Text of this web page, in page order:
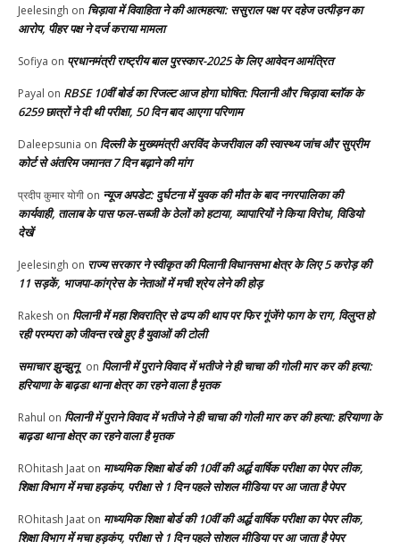
Jeelesingh on चिड़ावा में विवाहिता ने की आत्महत्या: ससुराल पक्ष पर दहेज उत्पीड़न का
आरोप, पीहर पक्ष ने दर्ज कराया मामला
Sofiya on प्रधानमंत्री राष्ट्रीय बाल पुरस्कार-2025 के लिए आवेदन आमंत्रित
Payal on RBSE 10वीं बोर्ड का रिजल्ट आज होगा घोषित: पिलानी और चिड़ावा ब्लॉक के
6259 छात्रों ने दी थी परीक्षा, 50 दिन बाद आएगा परिणाम
Daleepsunia on दिल्ली के मुख्यमंत्री अरविंद केजरीवाल की स्वास्थ्य जांच और सुप्रीम
कोर्ट से अंतरिम जमानत 7 दिन बढ़ाने की मांग
प्रदीप कुमार योगी on न्यूज अपडेट: दुर्घटना में युवक की मौत के बाद नगरपालिका की
कार्यवाही, तालाब के पास फल-सब्जी के ठेलों को हटाया, व्यापारियों ने किया विरोध, विडियो
देखें
Jeelesingh on राज्य सरकार ने स्वीकृत की पिलानी विधानसभा क्षेत्र के लिए 5 करोड़ की
11 सड़कें, भाजपा-कांग्रेस के नेताओं में मची श्रेय लेने की होड़
Rakesh on पिलानी में महा शिवरात्रि से ढप्प की थाप पर फिर गूंजेंगे फाग के राग, विलुप्त हो
रही परम्परा को जीवन्त रखे हुए है युवाओं की टोली
समाचार झुन्झुनू on पिलानी में पुराने विवाद में भतीजे ने ही चाचा की गोली मार कर की हत्या:
हरियाणा के बाढ़डा थाना क्षेत्र का रहने वाला है मृतक
Rahul on पिलानी में पुराने विवाद में भतीजे ने ही चाचा की गोली मार कर की हत्या: हरियाणा के
बाढ़डा थाना क्षेत्र का रहने वाला है मृतक
ROhitash Jaat on माध्यमिक शिक्षा बोर्ड की 10वीं की अर्द्ध वार्षिक परीक्षा का पेपर लीक,
शिक्षा विभाग में मचा हड़कंप, परीक्षा से 1 दिन पहले सोशल मीडिया पर आ जाता है पेपर
ROhitash Jaat on माध्यमिक शिक्षा बोर्ड की 10वीं की अर्द्ध वार्षिक परीक्षा का पेपर लीक,
शिक्षा विभाग में मचा हड़कंप, परीक्षा से 1 दिन पहले सोशल मीडिया पर आ जाता है पेपर